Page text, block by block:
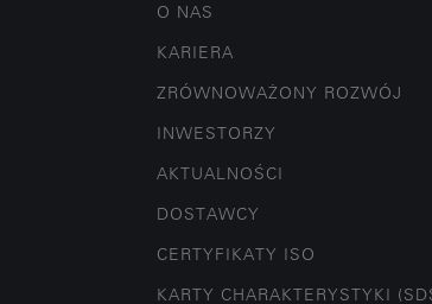
O NAS
KARIERA
ZRÓWNOWAŻONY ROZWÓJ
INWESTORZY
AKTUALNOŚCI
DOSTAWCY
CERTYFIKATY ISO
KARTY CHARAKTERYSTYKI